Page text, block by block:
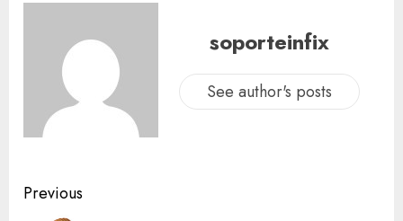
soporteinfix
See author's posts
Previous